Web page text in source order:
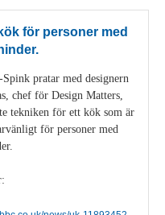
för personer med
pratar med designern
chef för Design Matters,
tekniken för ett kök som är
för personer med